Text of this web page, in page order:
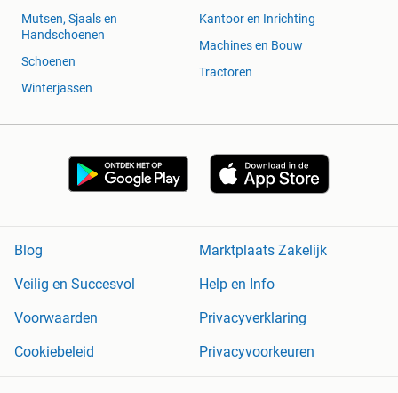
Mutsen, Sjaals en
Handschoenen
Schoenen
Winterjassen
Kantoor en Inrichting
Machines en Bouw
Tractoren
Blog
Marktplaats Zakelijk
Veilig en Succesvol
Help en Info
Voorwaarden
Privacyverklaring
Cookiebeleid
Privacyvoorkeuren